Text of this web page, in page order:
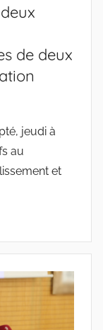
de deux
jeudi à
au
et